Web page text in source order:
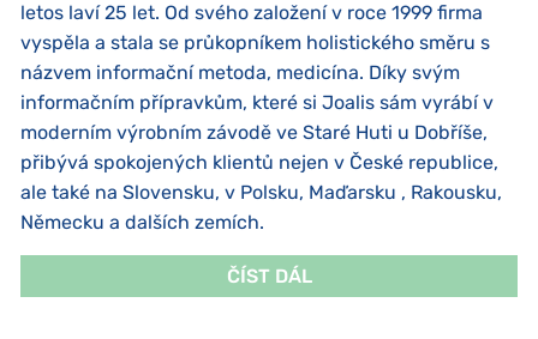
letos laví 25 let. Od svého založení v roce 1999 firma
vyspěla a stala se průkopníkem holistického směru s
názvem informační metoda, medicína. Díky svým
informačním přípravkům, které si Joalis sám vyrábí v
moderním výrobním závodě ve Staré Huti u Dobříše,
přibývá spokojených klientů nejen v České republice,
ale také na Slovensku, v Polsku, Maďarsku , Rakousku,
Německu a dalších zemích.
ČÍST DÁL